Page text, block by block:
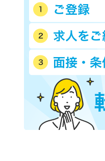
西武拝島線
西武山口線
京王相模原線
京王高尾線
小田急小田原線
東急田園都市線
東急池上線
東急世田谷線